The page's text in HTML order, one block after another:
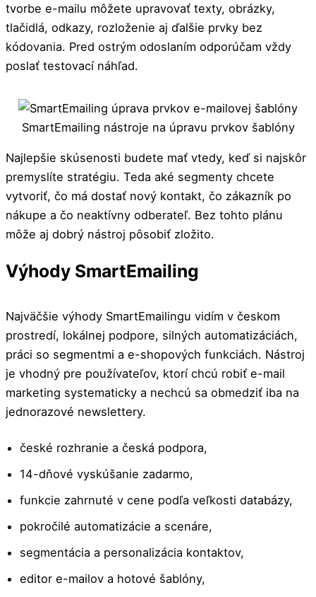
tvorbe e-mailu môžete upravovať texty, obrázky,
tlačidlá, odkazy, rozloženie aj ďalšie prvky bez
kódovania. Pred ostrým odoslaním odporúčam vždy
poslať testovací náhľad.
SmartEmailing nástroje na úpravu prvkov šablóny
Najlepšie skúsenosti budete mať vtedy, keď si najskôr
premyslíte stratégiu. Teda aké segmenty chcete
vytvoriť, čo má dostať nový kontakt, čo zákazník po
nákupe a čo neaktívny odberateľ. Bez tohto plánu
môže aj dobrý nástroj pôsobiť zložito.
Výhody SmartEmailing
Najväčšie výhody SmartEmailingu vidím v českom
prostredí, lokálnej podpore, silných automatizáciách,
práci so segmentmi a e-shopových funkciách. Nástroj
je vhodný pre používateľov, ktorí chcú robiť e-mail
marketing systematicky a nechcú sa obmedziť iba na
jednorazové newslettery.
české rozhranie a česká podpora,
14-dňové vyskúšanie zadarmo,
funkcie zahrnuté v cene podľa veľkosti databázy,
pokročilé automatizácie a scenáre,
segmentácia a personalizácia kontaktov,
editor e-mailov a hotové šablóny,